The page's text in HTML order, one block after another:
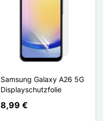
Samsung Galaxy A26 5G
Displayschutzfolie
8,99 €